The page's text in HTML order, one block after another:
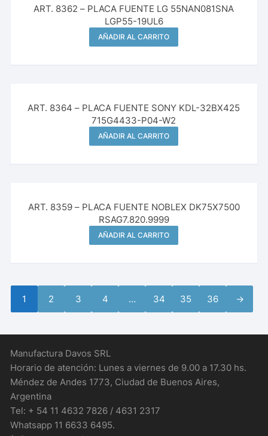
ART. 8362 – PLACA FUENTE LG 55NAN081SNA
LGP55-19UL6
AÑADIR AL CARRITO
ART. 8364 – PLACA FUENTE SONY KDL-32BX425
715G4433-P04-W2
AÑADIR AL CARRITO
ART. 8359 – PLACA FUENTE NOBLEX DK75X7500
RSAG7.820.9999
AÑADIR AL CARRITO
1 2 3 4 … 34 35 36 →
Manufactura Davos SRL
Horario de atención: Lunes a viernes de 9.00 a 17.30 hs.
Méndez de Andes 1773, Ciudad de Buenos Aires,
Argentina
Tel: + 54 11 4632 7826 / 4631 2317
Whatsapp 11 6633 6495.